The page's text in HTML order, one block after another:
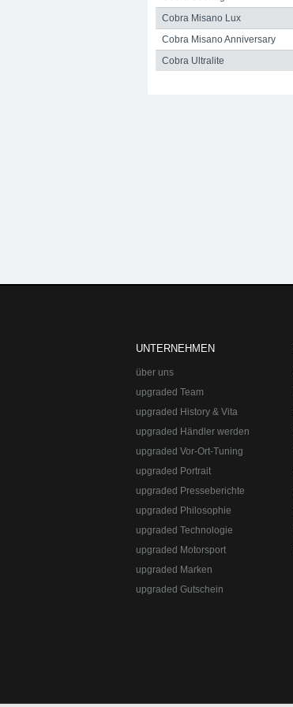
Cobra Misano Lux
Cobra Misano Anniversary
Cobra Ultralite
UNTERNEHMEN
über uns
upgraded Team
upgraded History & Vita
upgraded Händler werden
upgraded Vor-Ort-Tuning
upgraded Portrait
upgraded Presseberichte
upgraded Philosophie
upgraded Technologie
upgraded Motorsport
upgraded Marken
upgraded Gutschein